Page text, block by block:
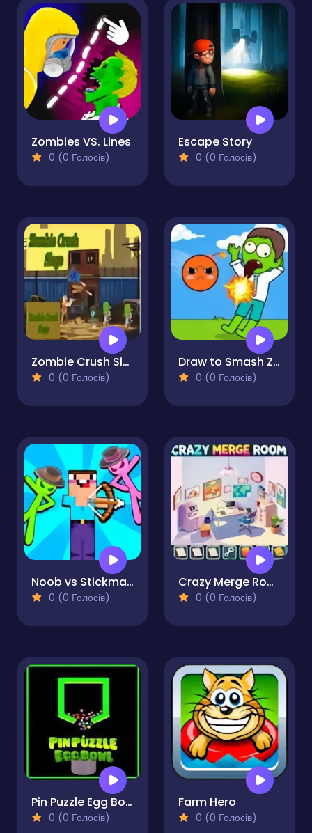
Zombies VS. Lines
0 (0 Голосів)
Escape Story
0 (0 Голосів)
Zombie Crush Siege
0 (0 Голосів)
Draw to Smash Zombie
0 (0 Голосів)
Noob vs Stickman Zombies
0 (0 Голосів)
Crazy Merge Room
0 (0 Голосів)
Pin Puzzle Egg Bowl
0 (0 Голосів)
Farm Hero
0 (0 Голосів)